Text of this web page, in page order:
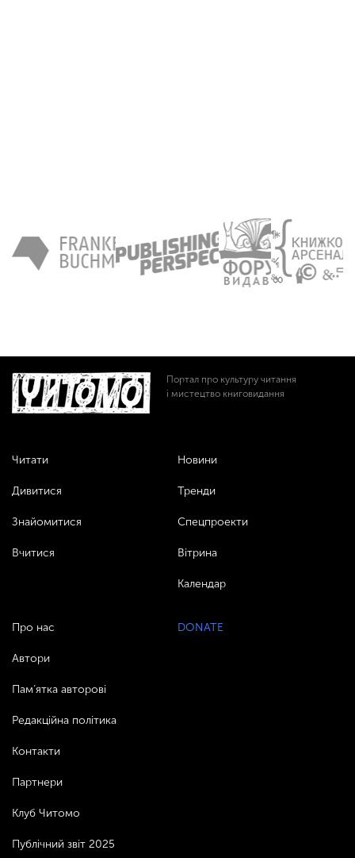
Портал про культуру читання
і мистецтво книговидання
Читати
Дивитися
Знайомитися
Вчитися
Новини
Тренди
Спецпроекти
Вітрина
Календар
Про нас
Автори
Пам’ятка авторові
Редакційна політика
Контакти
Партнери
Клуб Читомо
Публічний звіт 2025
DONATE